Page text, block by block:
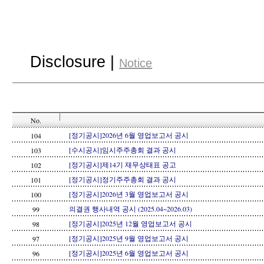
Disclosure | Notice
No.
104
[정기공시]2026년 6월 영업보고서 공시
103
[수시공시]임시주주총회 결과 공시
102
[정기공시]제14기 재무상태표 공고
101
[정기공시]정기주주총회 결과 공시
100
[정기공시]2026년 3월 영업보고서 공시
99
의결권 행사내역 공시 (2025.04~2026.03)
98
[정기공시]2025년 12월 영업보고서 공시
97
[정기공시]2025년 9월 영업보고서 공시
96
[정기공시]2025년 6월 영업보고서 공시